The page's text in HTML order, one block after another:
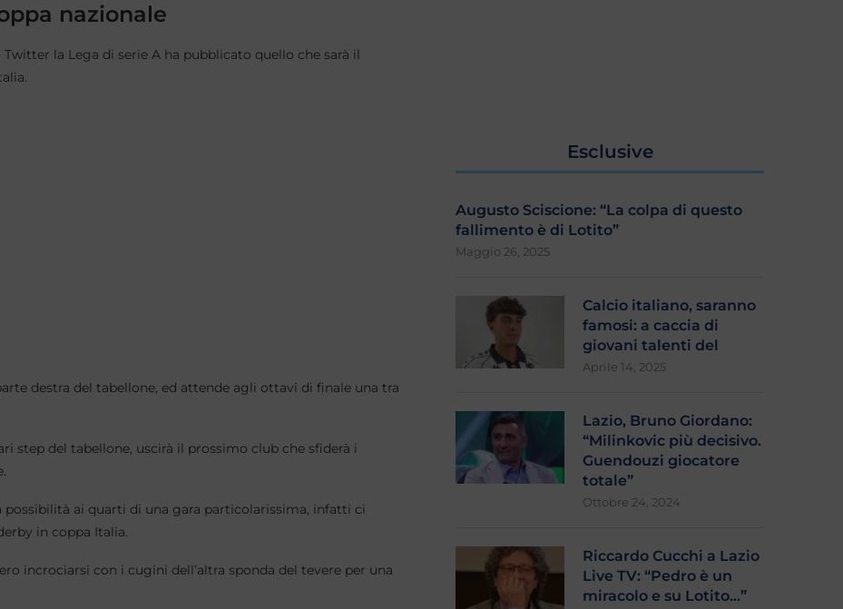
nazionale
la Lega di serie A ha pubblicato quello che sarà il
destra del tabellone, ed attende agli ottavi di finale una tra
step del tabellone, uscirà il prossimo club che sfiderà i
possibilità ai quarti di una gara particolarissima, infatti ci
in coppa Italia.
incrociarsi con i cugini dell’altra sponda del tevere per una
Esclusive
Augusto Sciscione: “La colpa di questo
fallimento è di Lotito”
Maggio 26, 2025
Calcio italiano, saranno
famosi: a caccia di
giovani talenti del
Aprile 14, 2025
Lazio, Bruno Giordano:
“Milinkovic più decisivo.
Guendouzi giocatore
totale”
Ottobre 24, 2024
Riccardo Cucchi a Lazio
Live TV: “Pedro è un
miracolo e su Lotito…”